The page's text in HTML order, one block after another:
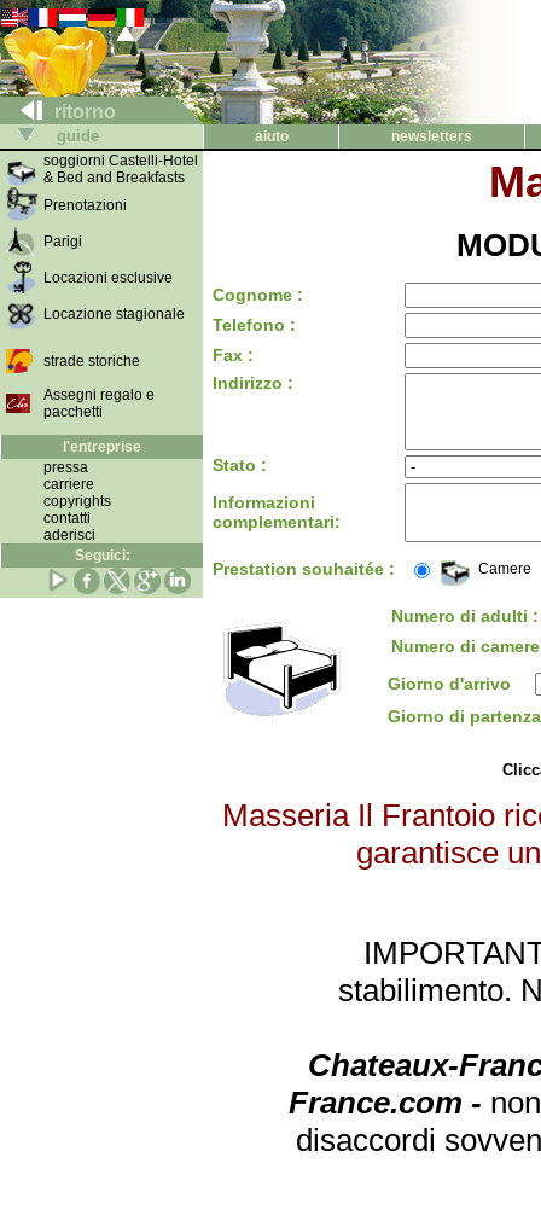
ritorno
guide aiuto
newsletters
soggiorni Castelli-Hotel
& Bed and Breakfasts
Prenotazioni
Parigi
Locazioni esclusive
Locazione stagionale
strade storiche
Assegni regalo e
pacchetti
l'entreprise
pressa
carriere
copyrights
contatti
aderisci
Seguici:
Cognome :
Telefono :
Fax :
Indirizzo :
Stato :
Informazioni
complementari:
Prestation souhaitée : Camere
Numero di adulti :
Numero di
Giorno d'arrivo
Giorno di
Masseria Il Frantoio
garantisce
stabilimento.
Chateaux-
France.com -
disaccordi